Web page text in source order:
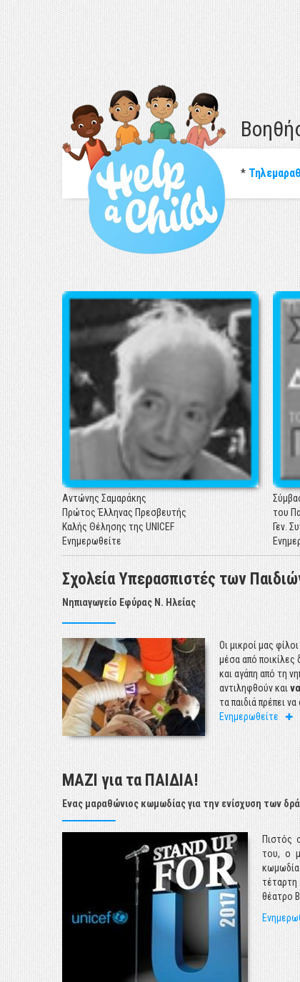
*
Αντώνης Σαμαράκης
Πρώτος Έλληνας Πρεσβευτής
Καλής Θέλησης της UNICEF
Ενημερωθείτε
του
Γεν.
Σχολεία Υπερασπιστές των
Νηπιαγωγείο Εφύρας Ν. Ηλείας
Οι μικροί μας
μέσα από
και αγάπη από τη
αντιληφθούν και
τα παιδιά πρέπει
Ενημερωθείτε
ΕΚΘΕΣΗ UNICEF: "Η ΚΑΤΑΣΤΑΣΗ ΤΩΝ ΠΑΙΔΙΩΝ ΣΤΗΝ
Η
για
της
σήμερα.
ΕΚΘΕΣΗ UNICEF: "Η ΚΑΤΑΣΤΑΣΗ ΤΩΝ ΠΑΙΔΙΩΝ ΣΤΗΝ
της
σήμερα.
ΜΑΖΙ για τα ΠΑΙΔΙΑ!
έτσι
Ένας μαραθώνιος κωμωδίας για την ενίσχυση των
Πιστός
του, ο
θέατρο